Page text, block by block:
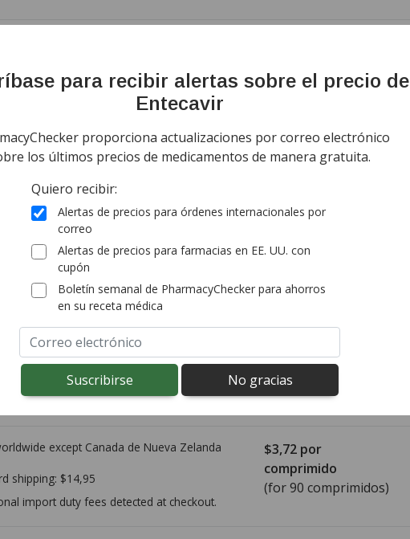
shipping
import duty fees detected at checkout.
todo el mundo deNueva Zelanda
import duty fees detected at checkout.
$3,00por
comprimido
todo el mundo de Nueva Zelanda
costs vary by destination.
import duty fees detected at checkout.
$1,40por
(for 30 comprimidos)
todo el mundo deNueva Zelanda
costs vary by destination.
import duty fees detected at checkout.
comprimido
(for 90 comprimidos)
except Canada de Nueva Zelanda
shipping: $14,95
import duty fees detected at checkout.
$3,72 por
comprimido
(for 90 comprimidos)
para recibir alertas sobre el precio de
Entecavir
proporciona actualizaciones por correo electrónico
los últimos precios de medicamentos de manera gratuita.
Quiero recibir:
Alertas de precios para órdenes internacionales por
correo
Alertas de precios para farmacias en EE. UU. con
cupón
Boletín semanal de PharmacyChecker para ahorros
en su receta médica